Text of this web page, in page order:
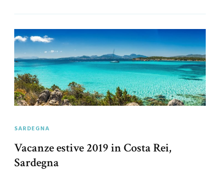
SARDEGNA
Vacanze estive 2019 in Costa Rei,
Sardegna